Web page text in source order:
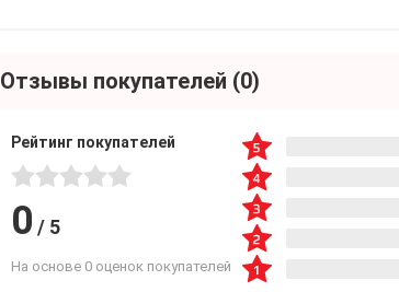
Отзывы покупателей (0)
Рейтинг покупателей
0 / 5
На основе 0 оценок покупателей